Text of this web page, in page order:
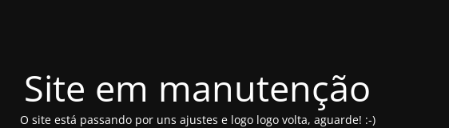
Site em manutenção
O site está passando por uns ajustes e logo logo volta, aguarde! :-)